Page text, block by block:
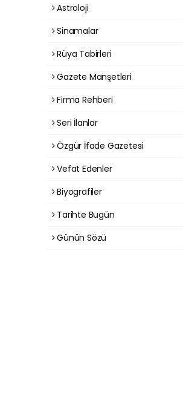
Astroloji
Sinamalar
Rüya Tabirleri
Gazete Manşetleri
Firma Rehberi
Seri İlanlar
Özgür İfade Gazetesi
Vefat Edenler
Biyografiler
Tarihte Bugün
Günün Sözü